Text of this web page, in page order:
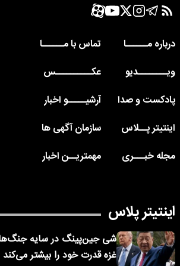
درباره مــــــا
تماس با مــــــا
ویــــــــدیو
عکــــــــــس
پادکست و صدا
آرشیـــــو اخبار
اینتیتر پــلاس
سازمان آگهی ها
مجله خبـــری
مهمتریــن اخبار
اینتیتر پلاس
شی جین‌پینگ در سایه
غزه قدرت خود را بیشتر می‌کند